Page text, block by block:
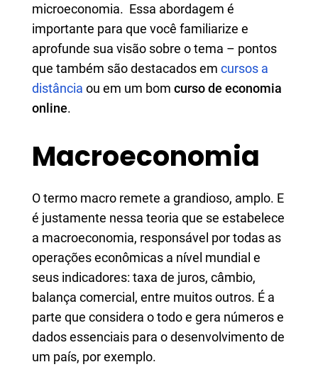
microeconomia. Essa abordagem é
importante para que você familiarize e
aprofunde sua visão sobre o tema – pontos
que também são destacados em cursos a
distância ou em um bom curso de economia
online.
Macroeconomia
O termo macro remete a grandioso, amplo. E
é justamente nessa teoria que se estabelece
a macroeconomia, responsável por todas as
operações econômicas a nível mundial e
seus indicadores: taxa de juros, câmbio,
balança comercial, entre muitos outros. É a
parte que considera o todo e gera números e
dados essenciais para o desenvolvimento de
um país, por exemplo.